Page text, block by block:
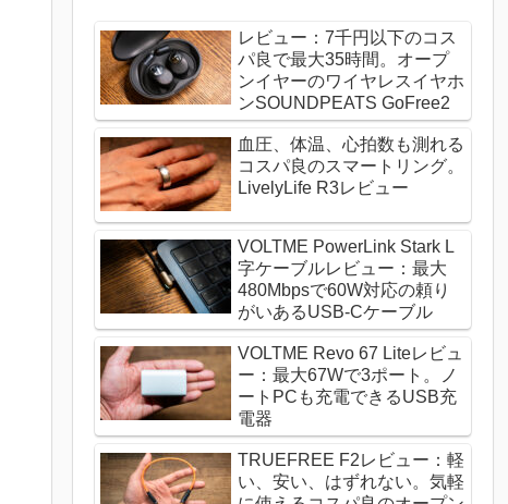
レビュー：7千円以下のコス
パ良で最大35時間。オープ
ンイヤーのワイヤレスイヤホ
ンSOUNDPEATS GoFree2
血圧、体温、心拍数も測れる
コスパ良のスマートリング。
LivelyLife R3レビュー
VOLTME PowerLink Stark L
字ケーブルレビュー：最大
480Mbpsで60W対応の頼り
がいあるUSB-Cケーブル
VOLTME Revo 67 Liteレビュ
ー：最大67Wで3ポート。ノ
ートPCも充電できるUSB充
電器
TRUEFREE F2レビュー：軽
い、安い、はずれない。気軽